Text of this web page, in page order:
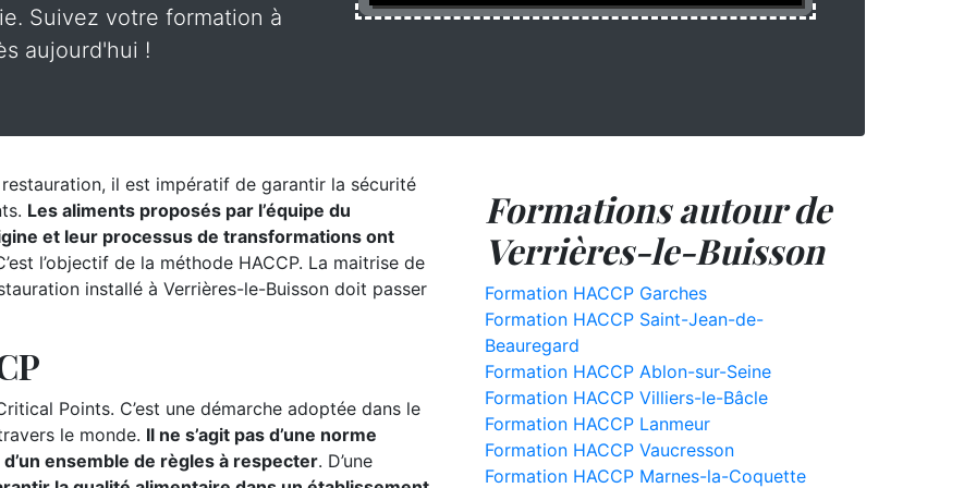
Suivez votre formation à
aujourd'hui !
il est impératif de garantir la sécurité
Les aliments proposés par l’équipe du
et leur processus de transformations ont
l’objectif de la méthode HACCP. La maitrise de
installé à Verrières-le-Buisson doit passer
Points. C’est une démarche adoptée dans le
le monde. Il ne s’agit pas d’une norme
ensemble de règles à respecter. D’une
Formations autour de
Verrières-le-Buisson
Formation HACCP Garches
Formation HACCP Saint-Jean-de-
Beauregard
Formation HACCP Ablon-sur-Seine
Formation HACCP Villiers-le-Bâcle
Formation HACCP Lanmeur
Formation HACCP Vaucresson
Formation HACCP Marnes-la-Coquette